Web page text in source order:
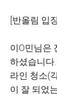
반올림 입
이O민님은
하셨습니다
라인 청소(
이 잘 되었